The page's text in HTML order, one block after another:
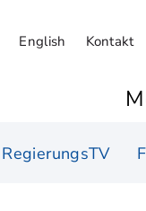
English Kontakt
RegierungsTV